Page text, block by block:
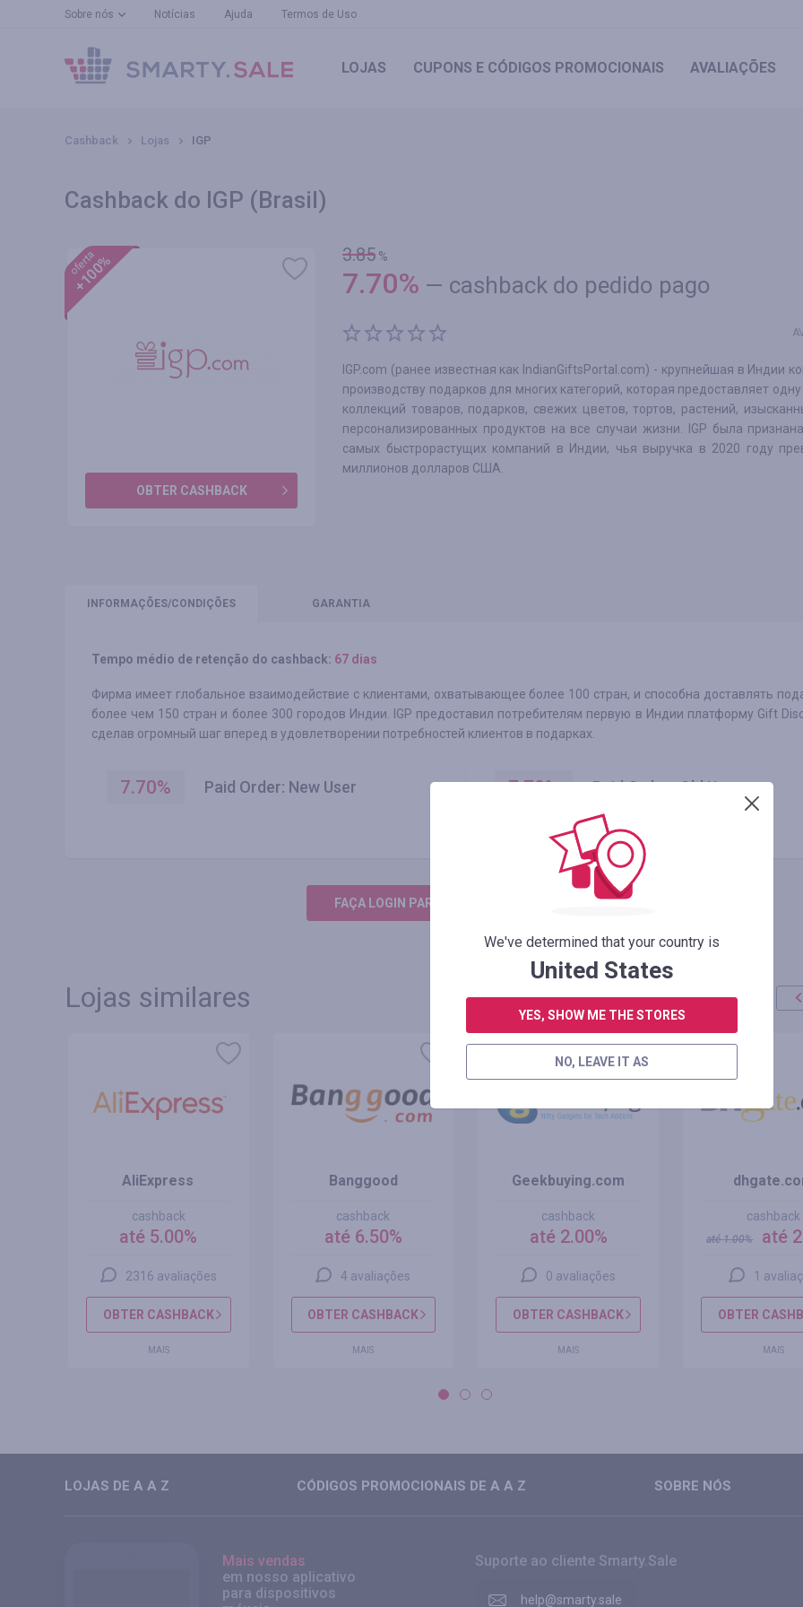
Sobre nós Notícias Ajuda Termos de Uso
LOJAS CUPONS E CÓDIGOS PROMOCIONAIS AVALIAÇÕES
Cashback Lojas IGP
Cashback do IGP (Brasil)
oferta
+100%
OBTER CASHBACK
3.85 %
7.70% — cashback do pedido pago
IGP.com (ранее известная как IndianGiftsPortal.com) - крупнейшая в Индии
производству подарков для многих категорий, которая предоставляет
коллекций товаров, подарков, свежих цветов, тортов, растений,
персонализированных продуктов на все случаи жизни. IGP была
самых быстрорастущих компаний в Индии, чья выручка в 2020 году
миллионов долларов США.
INFORMAÇÕES/CONDIÇÕES GARANTIA
Tempo médio de retenção do cashback: 67 dias
Фирма имеет глобальное взаимодействие с клиентами, охватывающее более 100 стран, и способна доставлять
более чем 150 стран и более 300 городов Индии. IGP предоставил потребителям первую в Индии платформу Gift
сделав огромный шаг вперед в удовлетворении потребностей клиентов в подарках.
7.70% Paid Order: New User 7.70% Paid Order- Old User
FAÇA LOGIN PARA DEIXAR UM COMENTÁRIO
Lojas similares
AliExpress
cashback
até 5.00%
2316 avaliações
OBTER CASHBACK
MAIS
Banggood
cashback
até 6.50%
4 avaliações
OBTER CASHBACK
MAIS
Geekbuying.com
cashback
até 2.00%
0 avaliações
OBTER CASHBACK
MAIS
oferta
+100%
cashback
até1.00% até
1
OBTER
MAIS
LOJAS DE A A Z CÓDIGOS PROMOCIONAIS DE A A Z SOBRE NÓS
Mais vendas
em nosso aplicativo
para dispositivos
Suporte ao cliente Smarty.Sale
help@smarty.sale
We've determined that your country is
United States
YES, SHOW ME THE STORES
NO, LEAVE IT AS